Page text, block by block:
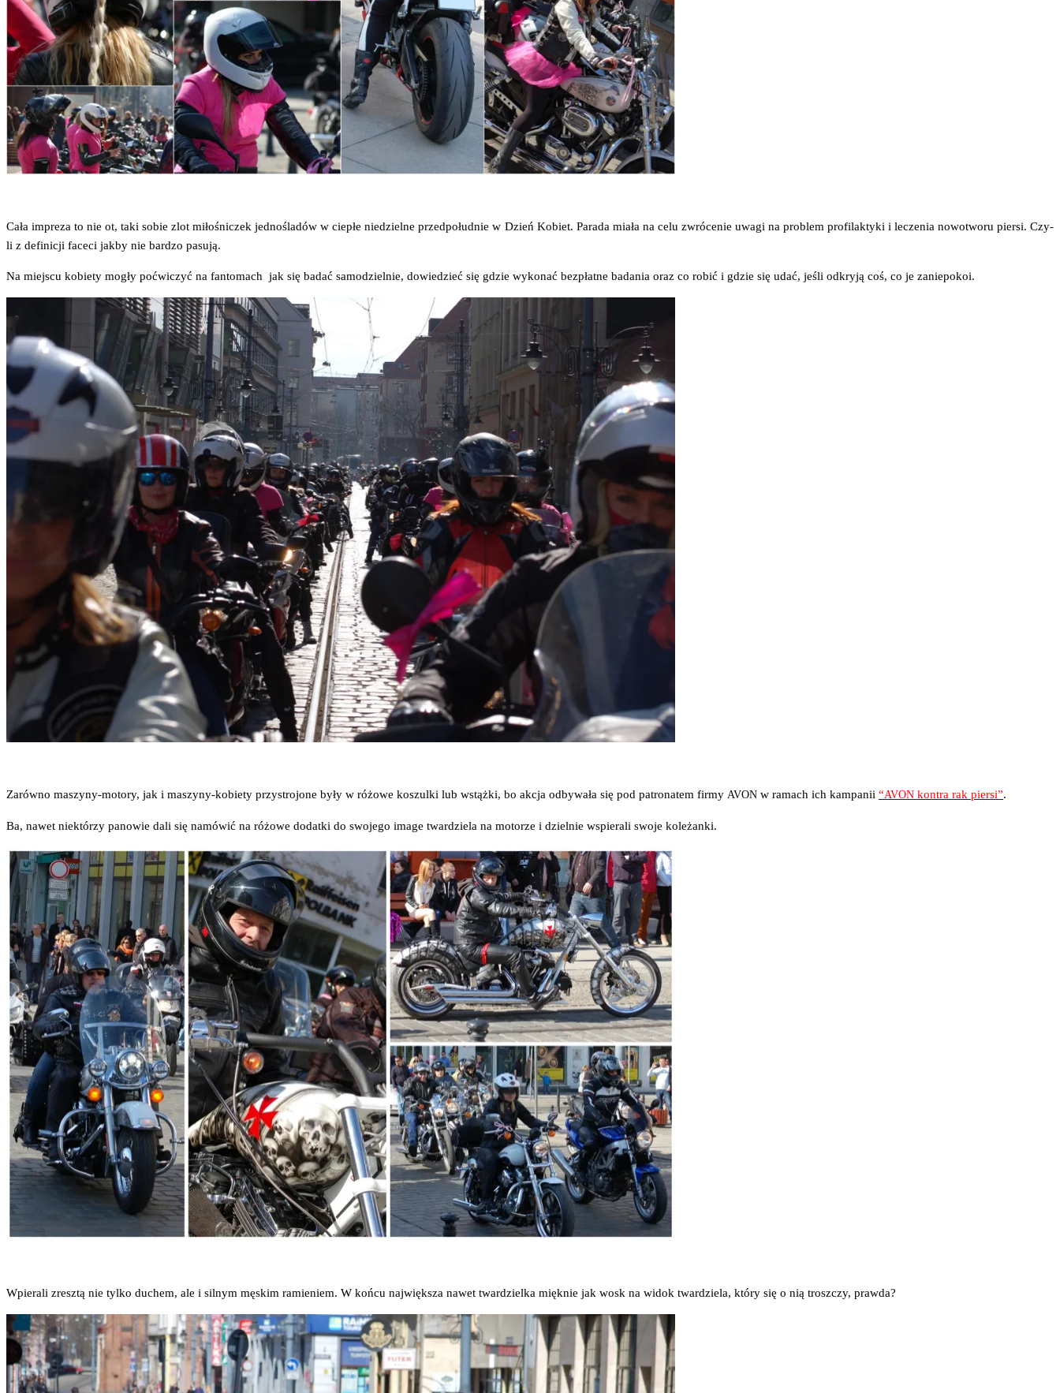
Cała impre­za to nie ot, taki sobie zlot miło­śni­czek jed­no­śla­dów w cie­płe nie­dziel­ne przed­po­łu­dnie w Dzień Kobiet. Para­da mia­ła na celu zwró­ce­nie uwa­gi na pro­blem pro­fi­lak­ty­ki i lecze­nia nowo­two­ru pier­si. Czy­
li z defi­ni­cji face­ci jak­by nie bar­dzo pasują.
Na miej­scu kobie­ty mogły poćwi­czyć na fan­to­mach jak się badać samo­dziel­nie, dowie­dzieć się gdzie wyko­nać bez­płat­ne bada­nia oraz co robić i gdzie się udać, jeśli odkry­ją coś, co je zaniepokoi.
Zarów­no maszy­ny-moto­ry, jak i maszy­ny-kobie­ty przy­stro­jo­ne były w różo­we koszul­ki lub wstąż­ki, bo akcja odby­wa­ła się pod patro­na­tem fir­my AVON w ramach ich kam­pa­nii “AVON kon­tra rak pier­si”.
Ba, nawet nie­któ­rzy pano­wie dali się namó­wić na różo­we dodat­ki do swo­je­go ima­ge twar­dzie­la na moto­rze i dziel­nie wspie­ra­li swo­je koleżanki.
Wpie­ra­li zresz­tą nie tyl­ko duchem, ale i sil­nym męskim ramie­niem. W koń­cu naj­więk­sza nawet twar­dziel­ka mięk­nie jak wosk na widok twar­dzie­la, któ­ry się o nią trosz­czy, prawda?